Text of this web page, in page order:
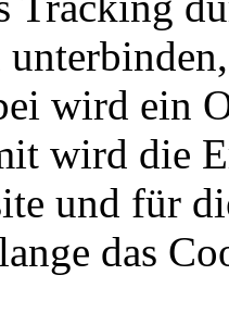
wird ein
wird die
und für
das